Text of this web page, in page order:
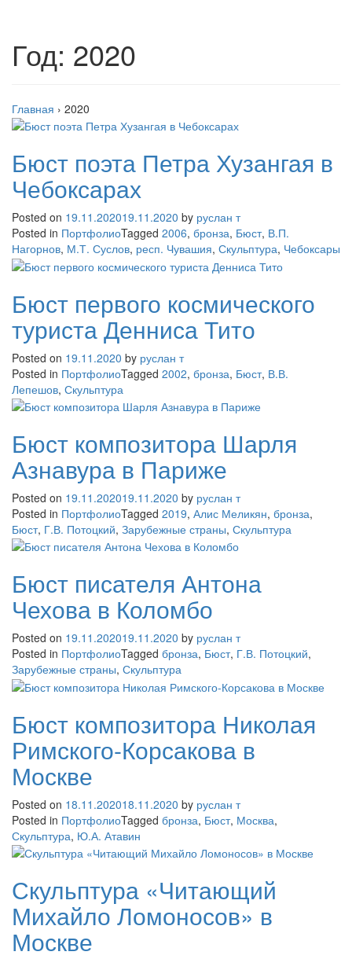
Год: 2020
Главная › 2020
Бюст поэта Петра Хузангая в
Чебоксарах
Posted on 19.11.202019.11.2020 by руслан т
Posted in ПортфолиоTagged 2006, бронза, Бюст, В.П.
Нагорнов, М.Т. Суслов, респ. Чувашия, Скульптура, Чебоксары
Бюст первого космического
туриста Денниса Тито
Posted on 19.11.2020 by руслан т
Posted in ПортфолиоTagged 2002, бронза, Бюст, В.В.
Лепешов, Скульптура
Бюст композитора Шарля
Азнавура в Париже
Posted on 19.11.202019.11.2020 by руслан т
Posted in ПортфолиоTagged 2019, Алис Меликян, бронза,
Бюст, Г.В. Потоцкий, Зарубежные страны, Скульптура
Бюст писателя Антона
Чехова в Коломбо
Posted on 19.11.202019.11.2020 by руслан т
Posted in ПортфолиоTagged бронза, Бюст, Г.В. Потоцкий,
Зарубежные страны, Скульптура
Бюст композитора Николая
Римского-Корсакова в
Москве
Posted on 18.11.202018.11.2020 by руслан т
Posted in ПортфолиоTagged бронза, Бюст, Москва,
Скульптура, Ю.А. Атавин
Скульптура «Читающий
Михайло Ломоносов» в
Москве